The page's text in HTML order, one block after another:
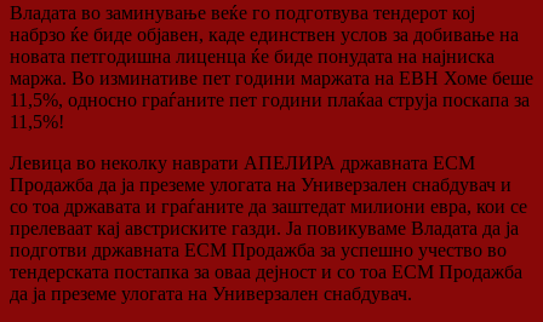
Владата во заминување веќе го подготвува тендерот кој
набрзо ќе биде објавен, каде единствен услов за добивање на
новата петгодишна лиценца ќе биде понудата на најниска
маржа. Во изминативе пет години маржата на ЕВН Хоме беше
11,5%, односно граѓаните пет години плаќаа струја поскапа за
11,5%!
Левица во неколку наврати АПЕЛИРА државната ЕСМ
Продажба да ја преземе улогата на Универзален снабдувач и
со тоа државата и граѓаните да заштедат милиони евра, кои се
прелеваат кај австриските газди. Ја повикуваме Владата да ја
подготви државната ЕСМ Продажба за успешно учество во
тендерската постапка за оваа дејност и со тоа ЕСМ Продажба
да ја преземе улогата на Универзален снабдувач.